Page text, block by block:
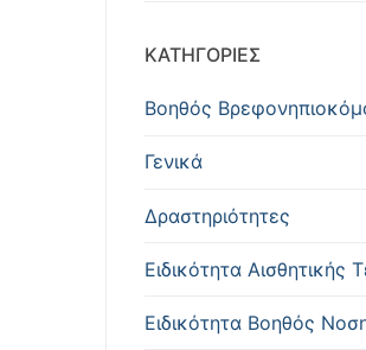
KΑΤΗΓΟΡΊΕΣ
Βοηθός
Γενικά
Δραστηριότητες
Ειδικότητα Αισθητικής
Ειδικότητα Βοηθός